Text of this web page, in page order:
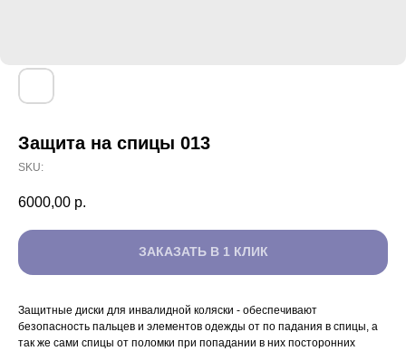
Защита на спицы 013
SKU:
6000,00 р.
ЗАКАЗАТЬ В 1 КЛИК
Защитные диски для инвалидной коляски - обеспечивают
безопасность пальцев и элементов одежды от по падания в спицы, а
так же сами спицы от поломки при попадании в них посторонних